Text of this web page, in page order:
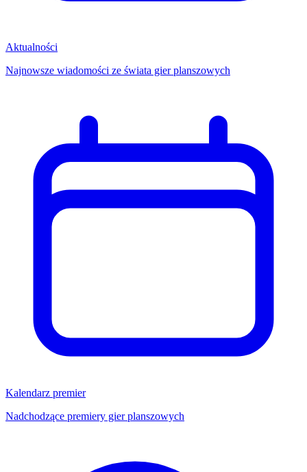
Aktualności
Najnowsze wiadomości ze świata gier planszowych
Kalendarz premier
Nadchodzące premiery gier planszowych